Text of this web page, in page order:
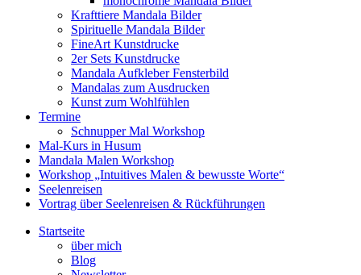
Krafttiere Mandala Bilder
Spirituelle Mandala Bilder
FineArt Kunstdrucke
2er Sets Kunstdrucke
Mandala Aufkleber Fensterbild
Mandalas zum Ausdrucken
Kunst zum Wohlfühlen
Termine
Schnupper Mal Workshop
Mal-Kurs in Husum
Mandala Malen Workshop
Workshop „Intuitives Malen & bewusste Worte“
Seelenreisen
Vortrag über Seelenreisen & Rückführungen
Startseite
über mich
Blog